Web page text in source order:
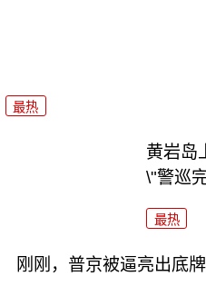
最热
黄岩岛
\"警巡
最热
刚刚，普京被逼亮出底